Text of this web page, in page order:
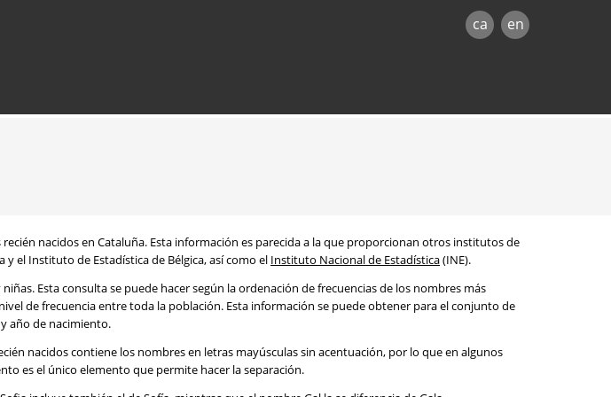
ca en
nacidos en Cataluña. Esta información es parecida a la que proporcionan otros institutos de
el Instituto de Estadística de Bélgica, así como el Instituto Nacional de Estadística(INE).
Esta consulta se puede hacer según la ordenación de frecuencias de los nombres más
de frecuencia entre toda la población. Esta información se puede obtener para el conjunto de
año de nacimiento.
nacidos contiene los nombres en letras mayúsculas sin acentuación, por lo que en algunos
es el único elemento que permite hacer la separación.